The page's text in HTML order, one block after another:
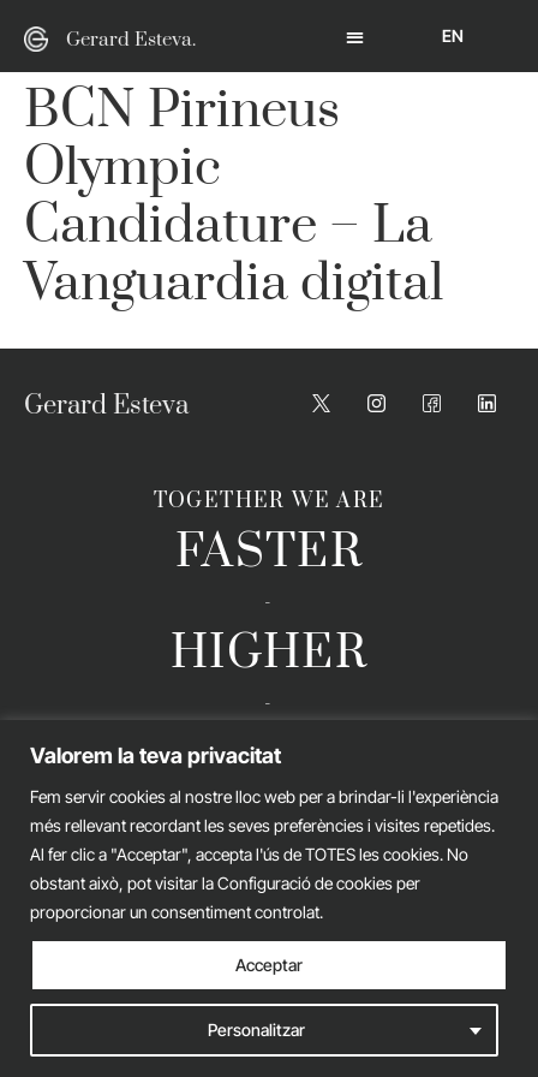
Valorem la teva privacitat
Fem servir cookies al nostre lloc web per a brindar-li l'experiència
més rellevant recordant les seves preferències i visites repetides.
Al fer clic a "Acceptar", accepta l'ús de TOTES les cookies. No
obstant això, pot visitar la Configuració de cookies per
proporcionar un consentiment controlat.
Personalitzar
Acceptar
Gerard Esteva. EN
BCN Pirineus
Olympic
Candidature – La
Vanguardia digital
Gerard Esteva
TOGETHER WE ARE
FASTER
-
HIGHER
-
STRONGER
GERARD ESTEVA © 2026. ALL RIGHTS RESERVED
Legal advicePrivacy policyCookies policy
iònic.web